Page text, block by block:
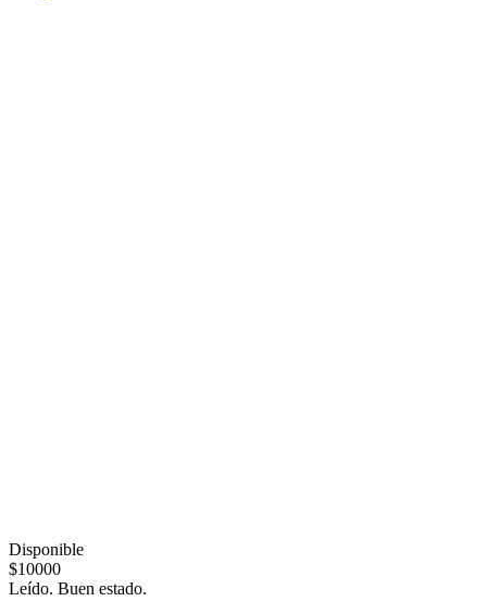
Disponible
$10000
Leído. Buen estado.